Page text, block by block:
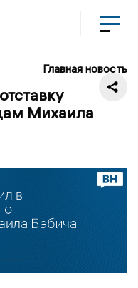
Главная новость
Михаила